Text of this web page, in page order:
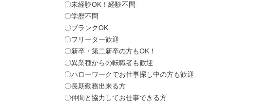
〇未経験OK！経験不問
〇学歴不問
〇ブランクOK
〇フリーター歓迎
〇新卒・第二新卒の方もOK！
〇異業種からの転職者も歓迎
〇ハローワークでお仕事探し中の方も歓迎
〇長期勤務出来る方
〇仲間と協力してお仕事できる方